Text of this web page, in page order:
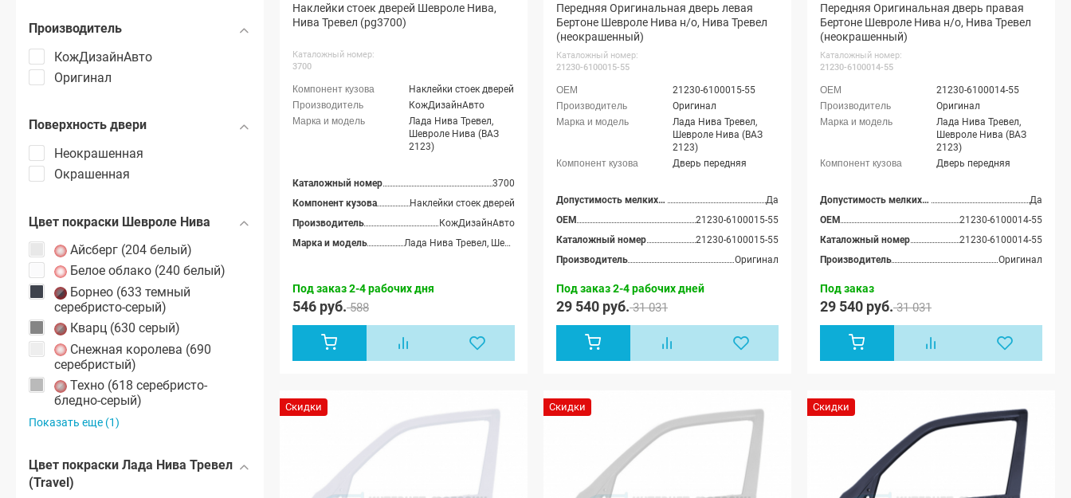
Производитель
КожДизайнАвто
Оригинал
Поверхность двери
Неокрашенная
Окрашенная
Цвет покраски Шевроле Нива
Айсберг (204 белый)
Белое облако (240 белый)
Борнео (633 темный
серебристо-серый)
Кварц (630 серый)
Снежная королева (690
серебристый)
Техно (618 серебристо-
бледно-серый)
Показать еще (1)
Цвет покраски Лада Нива Тревел
(Travel)
Наклейки стоек дверей Шевроле Нива,
Нива Тревел (pg3700)
Каталожный номер:
3700
Наклейки стоек дверей
КожДизайнАвто
Лада Нива Тревел,
Шевроле Нива (ВАЗ
2123)
Каталожный номер
3700
Компонент кузова
Наклейки стоек дверей
Производитель
КожДизайнАвто
Марка и модель
Лада Нива Тревел, Шевроле Нива (ВАЗ 2123)
Под заказ 2-4 рабочих дня
546 руб.588
Передняя Оригинальная дверь левая
Бертоне Шевроле Нива н/о, Нива Тревел
(неокрашенный)
Каталожный номер:
21230-6100015-55
21230-6100015-55
Оригинал
Лада Нива Тревел,
Шевроле Нива (ВАЗ
2123)
Дверь передняя
Допустимость мелких царапин
Да
OEM
21230-6100015-55
Каталожный номер
21230-6100015-55
Производитель
Оригинал
Под заказ 2-4 рабочих дней
29 540 руб.31 031
Передняя Оригинальная дверь правая
Бертоне Шевроле Нива н/о, Нива Тревел
(неокрашенный)
Каталожный номер:
21230-6100014-55
21230-6100014-55
Оригинал
Лада Нива Тревел,
Шевроле Нива (ВАЗ
2123)
Дверь передняя
Допустимость мелких царапин
Да
OEM
21230-6100014-55
Каталожный номер
21230-6100014-55
Производитель
Оригинал
Под заказ
29 540 руб.31 031
Скидки Скидки Скидки